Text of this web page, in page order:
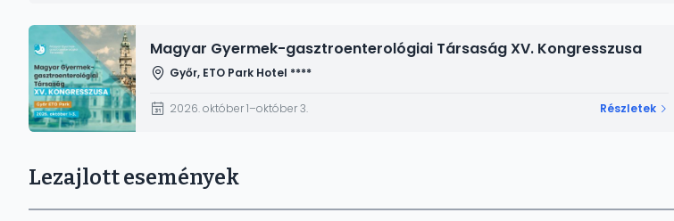
Kép
Magyar Gyermek-gasztroenterológiai Társaság XV. Kongresszusa
Győr, ETO Park Hotel ****
2026. október 1–október 3. Részletek
Lezajlott események